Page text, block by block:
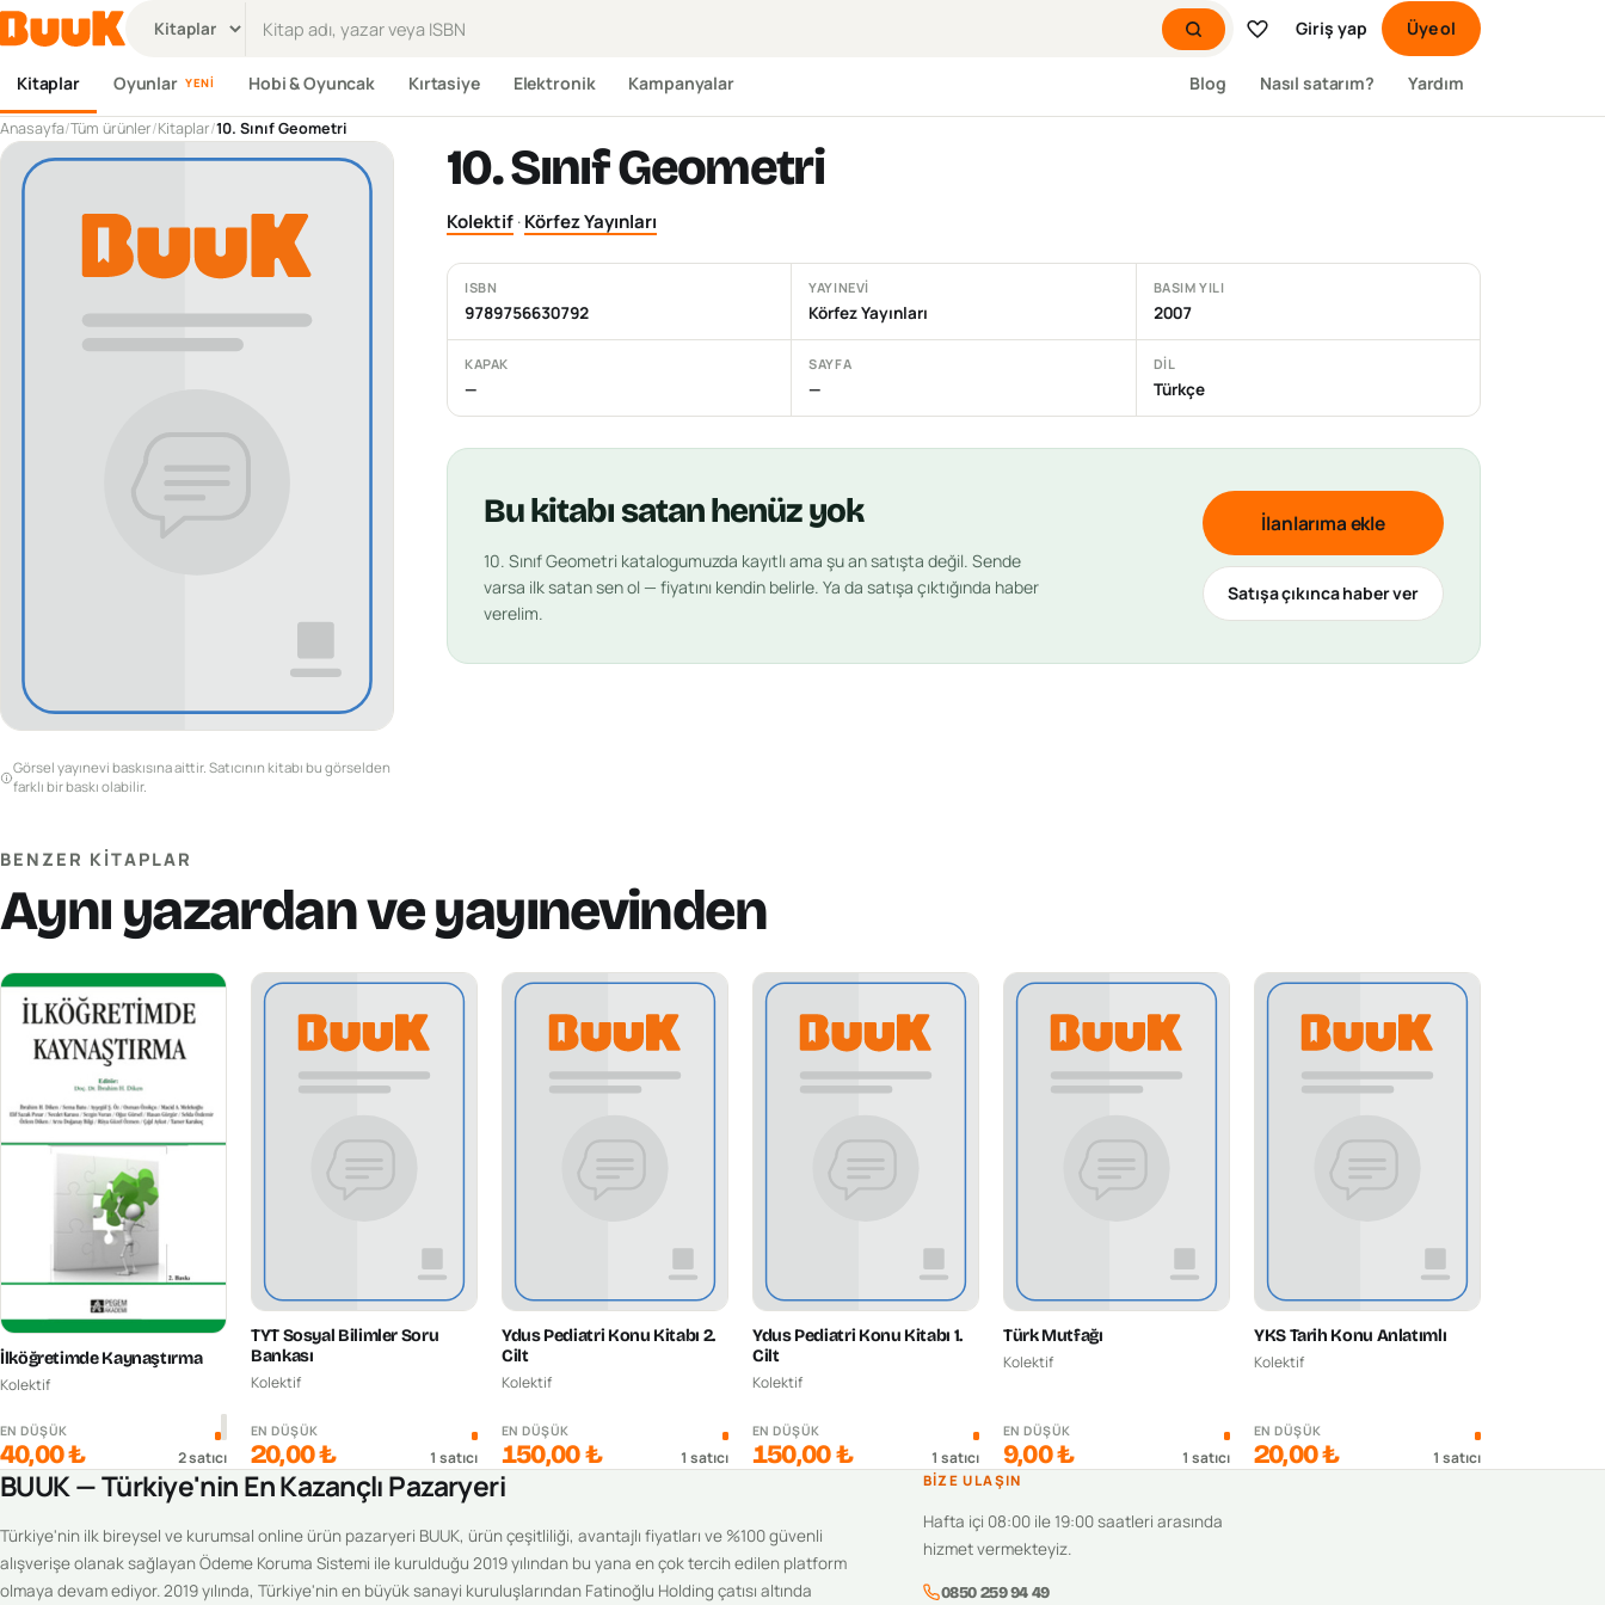
Giriş yap Üye ol
Kitaplar Oyunlar YENI Hobi & Oyuncak Kırtasiye Elektronik Kampanyalar Blog Nasıl satarım? Yardım
Anasayfa/Tüm ürünler/Kitaplar/10. Sınıf Geometri
Görsel yayınevi baskısına aittir. Satıcının kitabı bu görselden
farklı bir baskı olabilir.
10. Sınıf Geometri
Kolektif·Körfez Yayınları
ISBN
9789756630792
YAYINEVI
Körfez Yayınları
BASIM YILI
2007
KAPAK
—
SAYFA
—
DIL
Türkçe
Bukitabısatan henüz yok
10. Sınıf Geometri katalogumuzda kayıtlı ama şu an satışta değil. Sende
varsa ilk satan sen ol — fiyatını kendin belirle. Ya da satışa çıktığında haber
verelim.
İlanlarıma ekle
Satışa çıkınca haber ver
BENZER KITAPLAR
Aynı yazardan ve yayınevinden
İlköğretimde Kaynaştırma
Kolektif
EN DÜŞÜK
40,00 ₺ 2satıcı
TYT Sosyal Bilimler Soru
Bankası
Kolektif
EN DÜŞÜK
20,00 ₺ 1 satıcı
Ydus Pediatri Konu Kitabı 2.
Cilt
Kolektif
EN DÜŞÜK
150,00 ₺ 1 satıcı
Ydus Pediatri Konu Kitabı 1.
Cilt
Kolektif
EN DÜŞÜK
150,00 ₺ 1 satıcı
Türk Mutfağı
Kolektif
EN DÜŞÜK
9,00 ₺ 1 satıcı
YKS Tarih Konu Anlatımlı
Kolektif
EN DÜŞÜK
20,00 ₺ 1 satıcı
BUUK — Türkiye'nin En Kazançlı Pazaryeri
Türkiye'nin ilk bireysel ve kurumsal online ürün pazaryeri BUUK, ürün çeşitliliği, avantajlı fiyatları ve %100 güvenli
alışverişe olanak sağlayan Ödeme Koruma Sistemi ile kurulduğu 2019 yılından bu yana en çok tercih edilen platform
olmaya devam ediyor. 2019 yılında, Türkiye'nin en büyük sanayi kuruluşlarından Fatinoğlu Holding çatısı altında
BIZE ULAŞIN
Hafta içi 08:00 ile 19:00 saatleri arasında
hizmet vermekteyiz.
0850 259 94 49